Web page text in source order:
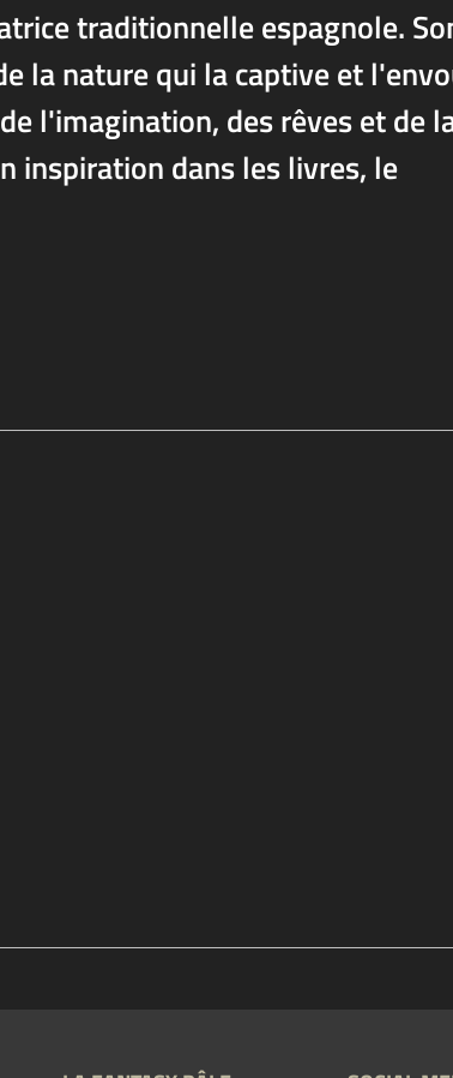
traditionnelle espagnole.
la nature qui la captive et
l'imagination, des rêves et de
inspiration dans les livres, le